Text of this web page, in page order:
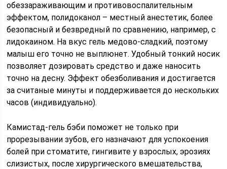
обеззараживающим и противовоспалительным
эффектом, полидоканол – местный анестетик, более
безопасный и безвредный по сравнению, например, с
лидокаином. На вкус гель медово-сладкий, поэтому
малыш его точно не выплюнет. Удобный тонкий носик
позволяет дозировать средство и даже наносить
точно на десну. Эффект обезболивания и достигается
за считаные минуты и поддерживается до нескольких
часов (индивидуально).
Камистад-гель бэби поможет не только при
прорезывании зубов, его назначают для успокоения
болей при стоматите, гингивите у взрослых, эрозиях
слизистых, после хирургического вмешательства,